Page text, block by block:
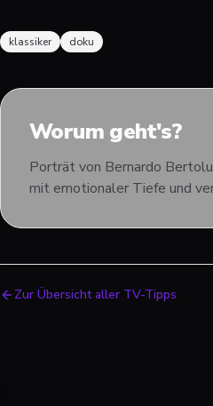
klassiker doku
Worum geht's?
Porträt von Bernardo
mit emotionaler Tiefe und
Zur Übersicht aller TV-Tipps